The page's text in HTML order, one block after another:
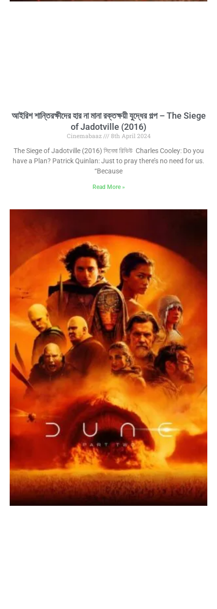
আইরিশ শান্তিরক্ষীদের হার না মানা রক্তক্ষয়ী যুদ্ধের গল্প – The Siege
of Jadotville (2016)
Cinemabaaz
8th April 2024
The Siege of Jadotville (2016) সিনেমা রিভিউ Charles Cooley: Do you
have a Plan? Patrick Quinlan: Just to pray there’s no need for us.
“Because
Read More »